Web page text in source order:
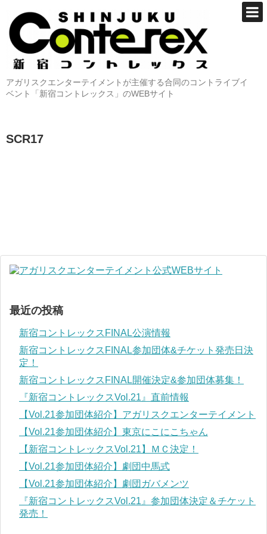
アガリスクエンターテイメントが主催する合同のコントライブイ
ベント「新宿コントレックス」のWEBサイト
SCR17
最近の投稿
新宿コントレックスFINAL公演情報
新宿コントレックスFINAL参加団体&チケット発売日決
定！
新宿コントレックスFINAL開催決定&参加団体募集！
『新宿コントレックスVol.21』直前情報
【Vol.21参加団体紹介】アガリスクエンターテイメント
【Vol.21参加団体紹介】東京にこにこちゃん
【新宿コントレックスVol.21】ＭＣ決定！
【Vol.21参加団体紹介】劇団中馬式
【Vol.21参加団体紹介】劇団ガバメンツ
『新宿コントレックスVol.21』参加団体決定＆チケット
発売！